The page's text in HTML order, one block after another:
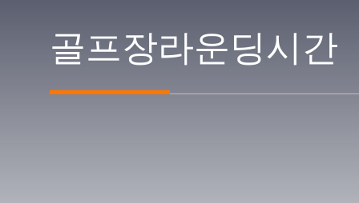
골프장라운딩시간